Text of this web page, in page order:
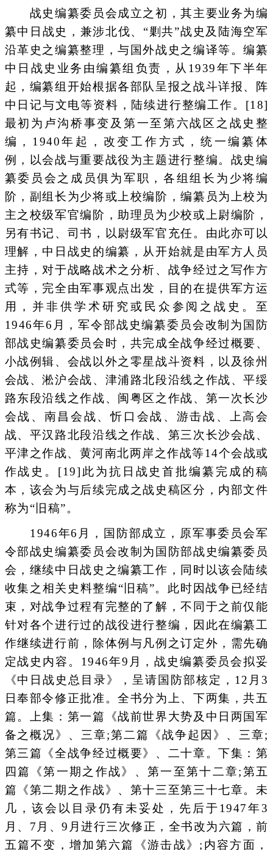
战史编纂委员会成立之初，其主要业务为编
纂中日战史，兼涉北伐、“剿共”战史及陆海空军
沿革史之编纂整理，与国外战史之编译等。编纂
中日战史业务由编纂组负责，从1939年下半年
起，编纂组开始根据各部队呈报之战斗详报、阵
中日记与文电等资料，陆续进行整编工作。[18]
最初为卢沟桥事变及第一至第六战区之战史整
编，1940年起，改变工作方式，统一编纂体
例，以会战与重要战役为主题进行整编。战史编
纂委员会之成员俱为军职，各组组长为少将编
阶，副组长为少将或上校编阶，编纂员为上校为
主之校级军官编阶，助理员为少校或上尉编阶，
另有书记、司书，以尉级军官充任。由此亦可以
理解，中日战史的编纂，从开始就是由军方人员
主持，对于战略战术之分析、战争经过之写作方
式等，完全由军事观点出发，目的在提供军方运
用，并非供学术研究或民众参阅之战史。至
1946年6月，军令部战史编纂委员会改制为国防
部战史编纂委员会时，共完成全战争经过概要、
小战例辑、会战以外之零星战斗资料，以及徐州
会战、淞沪会战、津浦路北段沿线之作战、平绥
路东段沿线之作战、闽粤区之作战、第一次长沙
会战、南昌会战、忻口会战、游击战、上高会
战、平汉路北段沿线之作战、第三次长沙会战、
平津之作战、黄河南北两岸之作战等14个会战或
作战史。[19]此为抗日战史首批编纂完成的稿
本，该会为与后续完成之战史稿区分，内部文件
称为“旧稿”。
1946年6月，国防部成立，原军事委员会军
令部战史编纂委员会改制为国防部战史编纂委员
会，继续中日战史之编纂工作，同时以该会陆续
收集之相关史料整编“旧稿”。此时因战争已经结
束，对战争过程有完整的了解，不同于之前仅能
针对各个进行过的战役进行整编，因此在编纂工
作继续进行前，除体例与凡例之订定外，需先确
定战史内容。1946年9月，战史编纂委员会拟妥
《中日战史总目录》，呈请国防部核定，12月3
日奉部令修正批准。全书分为上、下两集，共五
篇。上集：第一篇《战前世界大势及中日两国军
备之概况》、三章;第二篇《战争起因》、三章;
第三篇《全战争经过概要》、二十章。下集：第
四篇《第一期之作战》、第一至第十二章;第五
篇《第二期之作战》、第十三至第三十七章。未
几，该会以目录仍有未妥处，先后于1947年3
月、7月、9月进行三次修正，全书改为六篇，前
五篇不变，增加第六篇《游击战》;内容方面，